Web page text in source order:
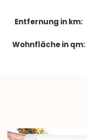
Entfernung in km:
Wohnfläche in qm: